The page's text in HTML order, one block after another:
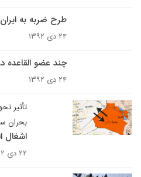
طرح ضربه به
۲۴ دی ۱۳۹۲
چند عضو القاعده
۲۴ دی ۱۳۹۲
تأثیر
بحران
اشغال
۲۲ دی ۱۳۹۲